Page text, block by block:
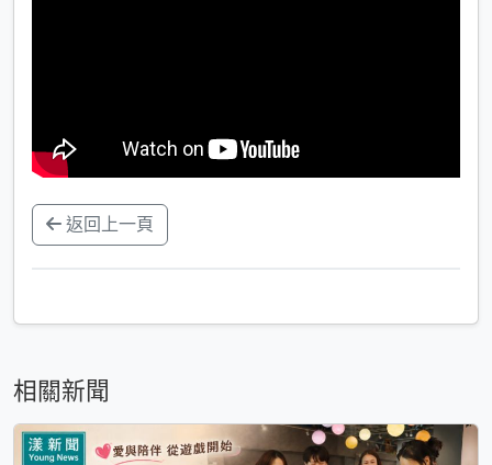
返回上一頁
相關新聞